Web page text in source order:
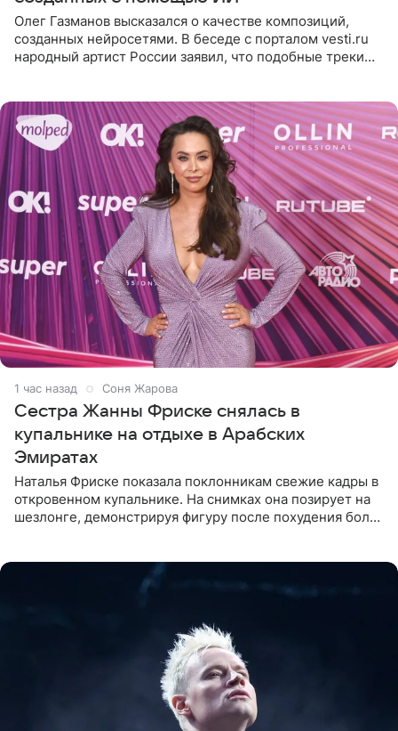
Олег Газманов высказался о качестве композиций,
созданных нейросетями. В беседе с порталом vesti.ru
народный артист России заявил, что подобные треки
1 час назад Соня Жарова
Сестра Жанны Фриске снялась в
купальнике на отдыхе в Арабских
Эмиратах
Наталья Фриске показала поклонникам свежие кадры в
откровенном купальнике. На снимках она позирует на
шезлонге, демонстрируя фигуру после похудения более